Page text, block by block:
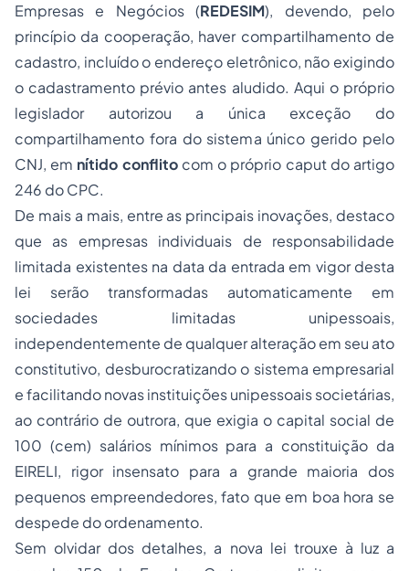
Empresas e Negócios (REDESIM), devendo, pelo
princípio da cooperação, haver compartilhamento de
cadastro, incluído o endereço eletrônico, não exigindo
o cadastramento prévio antes aludido. Aqui o próprio
legislador autorizou a única exceção do
compartilhamento fora do sistema único gerido pelo
CNJ, em nítido conflitocom o próprio caputdo artigo
246 do CPC.
De mais a mais, entre as principais inovações, destaco
que as empresas individuais de responsabilidade
limitada existentes na data da entrada em vigor desta
lei serão transformadas automaticamente em
sociedades limitadas unipessoais,
independentemente de qualquer alteração em seu ato
constitutivo, desburocratizando o sistema empresarial
e facilitando novas instituições unipessoais societárias,
ao contrário de outrora, que exigia o capital social de
100 (cem) salários mínimos para a constituição da
EIRELI, rigor insensato para a grande maioria dos
pequenos empreendedores, fato que em boa hora se
despede do ordenamento.
Sem olvidar dos detalhes, a nova lei trouxe à luz a